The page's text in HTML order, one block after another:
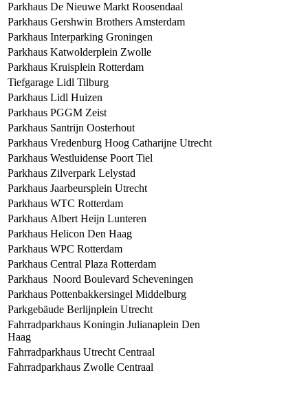
Parkhaus De Nieuwe Markt Roosendaal
Parkhaus Gershwin Brothers Amsterdam
Parkhaus Interparking Groningen
Parkhaus Katwolderplein Zwolle
Parkhaus Kruisplein Rotterdam
Tiefgarage Lidl Tilburg
Parkhaus Lidl Huizen
Parkhaus PGGM Zeist
Parkhaus Santrijn Oosterhout
Parkhaus Vredenburg Hoog Catharijne Utrecht
Parkhaus Westluidense Poort Tiel
Parkhaus Zilverpark Lelystad
Parkhaus Jaarbeursplein Utrecht
Parkhaus WTC Rotterdam
Parkhaus Albert Heijn Lunteren
Parkhaus Helicon Den Haag
Parkhaus WPC Rotterdam
Parkhaus Central Plaza Rotterdam
Parkhaus Noord Boulevard Scheveningen
Parkhaus Pottenbakkersingel Middelburg
Parkgebäude Berlijnplein Utrecht
Fahrradparkhaus Koningin Julianaplein Den
Haag
Fahrradparkhaus Utrecht Centraal
Fahrradparkhaus Zwolle Centraal